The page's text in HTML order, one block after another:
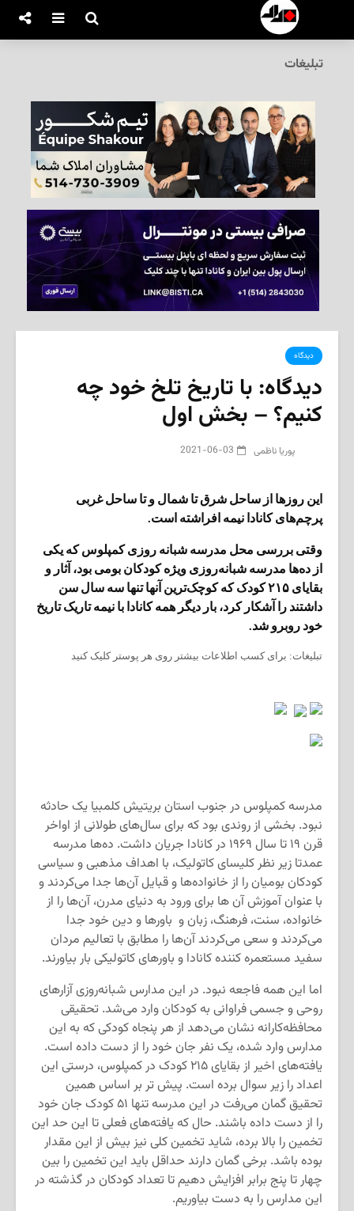
تبلیغات
دیدگاه
دیدگاه: با تاریخ تلخ خود چه
کنیم؟ – بخش اول
پوریا ناظمی 2021-06-03
این روزها از ساحل شرق تا شمال و تا ساحل غربی
پرچم‌های کانادا نیمه افراشته است.
وقتی بررسی محل مدرسه شبانه روزی کمپلوس که یکی
از ده‌ها مدرسه شبانه‌روزی ویژه کودکان بومی بود، آثار و
بقایای ۲۱۵ کودک که کوچک‌ترین آنها تنها سه سال سن
داشتند را آشکار کرد، بار دیگر همه کانادا با نیمه تاریک تاریخ
خود روبرو شد.
تبلیغات: برای کسب اطلاعات بیشتر روی هر پوستر کلیک کنید
مدرسه کمپلوس در جنوب استان بریتیش کلمبیا یک حادثه
نبود. بخشی از روندی بود که برای سال‌های طولانی از اواخر
قرن ۱۹ تا سال ۱۹۶۹ در کانادا جریان داشت. ده‌ها مدرسه
عمدتا زیر نظر کلیسای کاتولیک، با اهداف مذهبی و سیاسی
کودکان بومیان را از خانواده‌ها و قبایل آن‌ها جدا می‌کردند و
با عنوان آموزش آن ها برای ورود به دنیای مدرن، آن‌ها را از
خانواده، سنت، فرهنگ، زبان و باورها و دین خود جدا
می‌کردند و سعی می‌کردند آن‌ها را مطابق با تعالیم مردان
سفید مستعمره کننده کانادا و باورهای کاتولیکی بار بیاورند.
اما این همه فاجعه نبود. در این مدارس شبانه‌روزی آزارهای
روحی و جسمی فراوانی به کودکان وارد می‌شد. تحقیقی
محافظه‌کارانه نشان می‌دهد از هر پنجاه کودکی که به این
مدارس وارد شده، یک نفر جان خود را از دست داده است.
یافته‌های اخیر از بقایای ۲۱۵ کودک در کمپلوس، درستی این
اعداد را زیر سوال برده است. پیش تر بر اساس همین
تحقیق گمان می‌رفت در این مدرسه تنها ۵۱ کودک جان خود
را از دست داده باشند. حال که یافته‌های فعلی تا این حد این
تخمین را بالا برده، شاید تخمین کلی نیز بیش از این مقدار
بوده باشد. برخی گمان دارند حداقل باید این تخمین را بین
چهار تا پنج برابر افزایش دهیم تا تعداد کودکان در گذشته در
این مدارس را به دست بیاوریم.